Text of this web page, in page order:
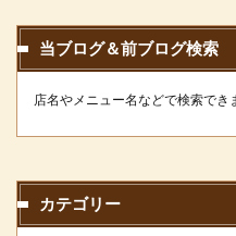
当ブログ＆前ブログ検索
店名やメニュー名などで検索でき
カテゴリー